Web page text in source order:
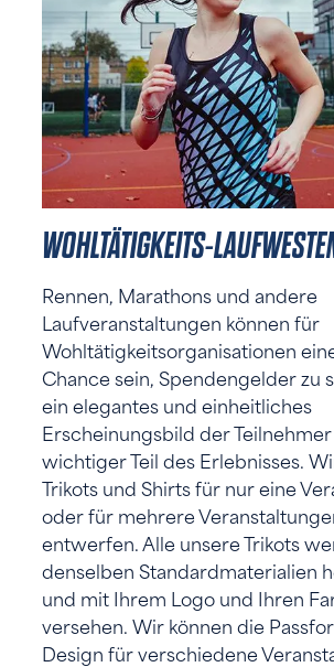
WOHLTÄTIGKEITS-
Rennen, Marathons und andere
Laufveranstaltungen können für
Wohltätigkeitsorganisationen
Chance sein, Spendengelder zu
ein elegantes und einheitliches
Erscheinungsbild der Teilnehmer
wichtiger Teil des Erlebnisses.
Trikots und Shirts für nur eine
oder für mehrere
entwerfen. Alle unsere Trikots
denselben Standardmaterialien
und mit Ihrem Logo und Ihren
versehen. Wir können die
Design für verschiedene